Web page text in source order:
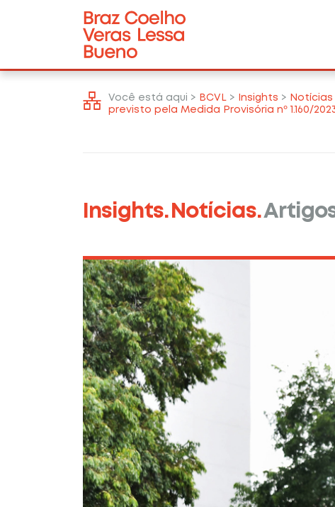
Você está aqui > BCVL > Insights > Notícias
previsto pela Medida Provisória nº 1.160/
Insights. Notícias.